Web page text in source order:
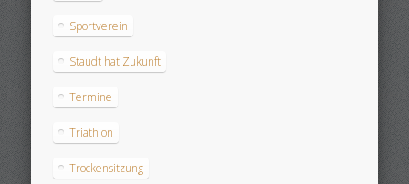
Sportverein
Staudt hat Zukunft
Termine
Triathlon
Trockensitzung